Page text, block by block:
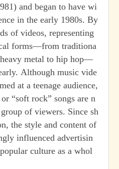
and began to have wi
in the early 1980s. By
of videos, representing
forms—from traditiona
metal to hip hop—
Although music vide
at a teenage audience,
“soft rock” songs are n
of viewers. Since sh
the style and content of
influenced advertisin
culture as a whol